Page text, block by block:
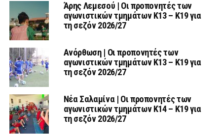
Άρης Λεμεσού | Οι προπονητές των
αγωνιστικών τμημάτων Κ13 – Κ19 για
τη σεζόν 2026/27
Ανόρθωση | Οι προπονητές των
αγωνιστικών τμημάτων Κ13 – Κ19 για
τη σεζόν 2026/27
Νέα Σαλαμίνα | Οι προπονητές των
αγωνιστικών τμημάτων Κ14 – Κ19 για
τη σεζόν 2026/27